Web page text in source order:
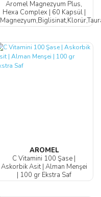
Aromel Magnezyum Plus,
Hexa Complex | 60 Kapsül |
AROMEL
C Vitamini 100 Şase |
Askorbik Asit | Alman Menşei
| 100 gr Ekstra Saf